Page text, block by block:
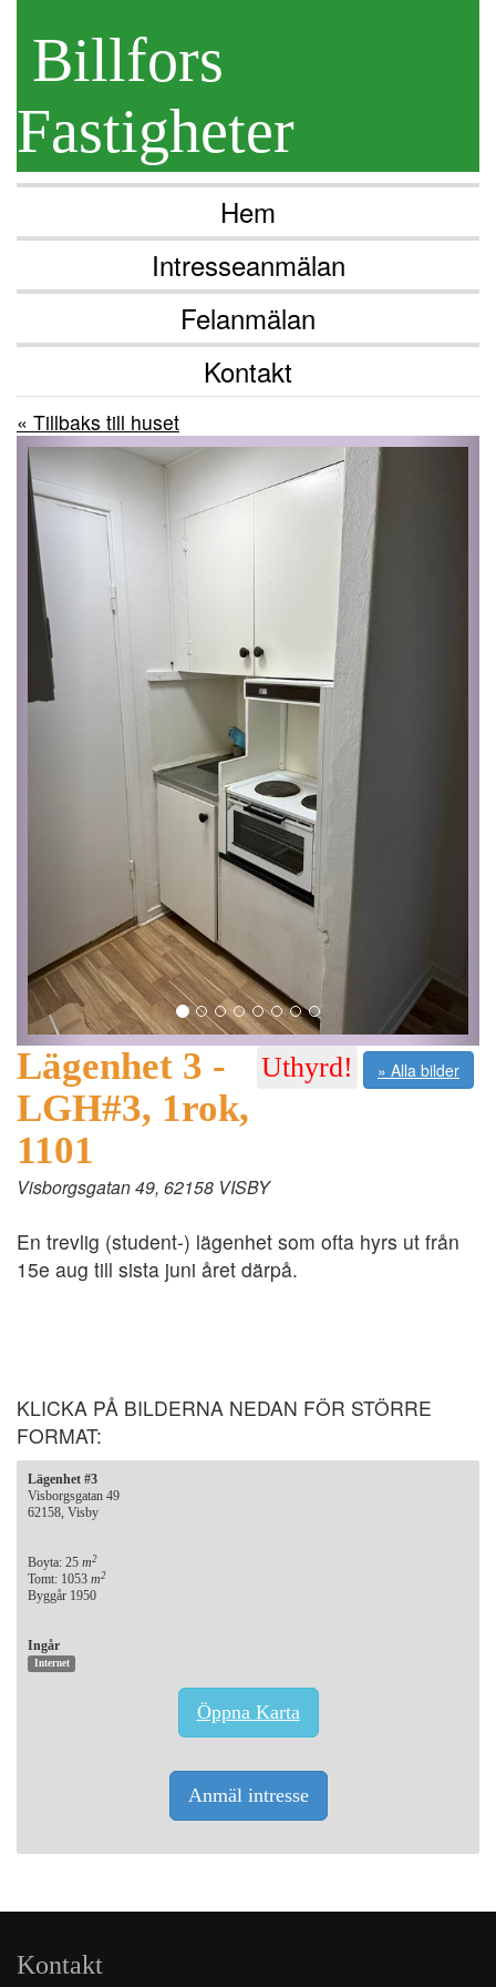
Billfors
Fastigheter
Hem
Intresseanmälan
Felanmälan
Kontakt
« Tillbaks till huset
» Alla bilder
Uthyrd!
Lägenhet 3 -
LGH#3, 1rok,
1101
Visborgsgatan 49, 62158 VISBY
En trevlig (student-) lägenhet som ofta hyrs ut från
15e aug till sista juni året därpå.
KLICKA PÅ BILDERNA NEDAN FÖR STÖRRE
FORMAT:
Lägenhet #3
Visborgsgatan 49
62158, Visby
Boyta: 25 m 2
Tomt: 1053 m 2
Byggår 1950
Ingår
Internet
Öppna Karta
Anmäl intresse
Kontakt